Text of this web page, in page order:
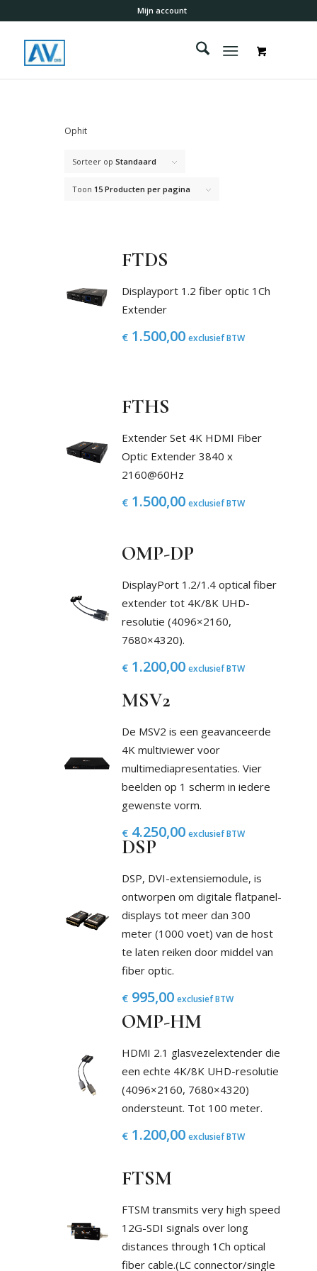
Mijn account
Ophit
Sorteer op Standaard
Toon 15 Producten per pagina
FTDS
Displayport 1.2 fiber optic 1Ch
Extender
€1.500,00 exclusief BTW
FTHS
Extender Set 4K HDMI Fiber
Optic Extender 3840 x
2160@60Hz
€1.500,00 exclusief BTW
OMP-DP
DisplayPort 1.2/1.4 optical fiber
extender tot 4K/8K UHD-
resolutie (4096×2160,
7680×4320).
€1.200,00 exclusief BTW
MSV2
De MSV2 is een geavanceerde
4K multiviewer voor
multimediapresentaties. Vier
beelden op 1 scherm in iedere
gewenste vorm.
€4.250,00 exclusief BTW
DSP
DSP, DVI-extensiemodule, is
ontworpen om digitale flatpanel-
displays tot meer dan 300
meter (1000 voet) van de host
te laten reiken door middel van
fiber optic.
€995,00 exclusief BTW
OMP-HM
HDMI 2.1 glasvezelextender die
een echte 4K/8K UHD-resolutie
(4096×2160, 7680×4320)
ondersteunt. Tot 100 meter.
€1.200,00 exclusief BTW
FTSM
FTSM transmits very high speed
12G-SDI signals over long
distances through 1Ch optical
fiber cable.(LC connector/single